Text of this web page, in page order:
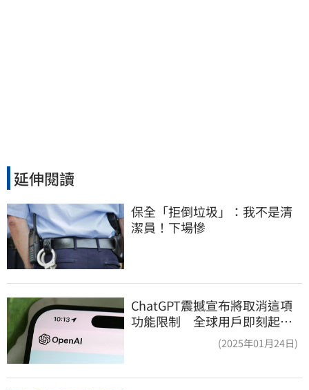
延伸閱讀
保全「拒倒垃圾」：我不是清
潔員！下場慘
ChatGPT震撼宣布將取消這項
功能限制 全球用戶即刻起
(2025年01月24日)